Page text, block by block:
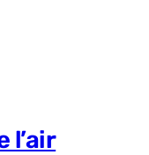
l’air